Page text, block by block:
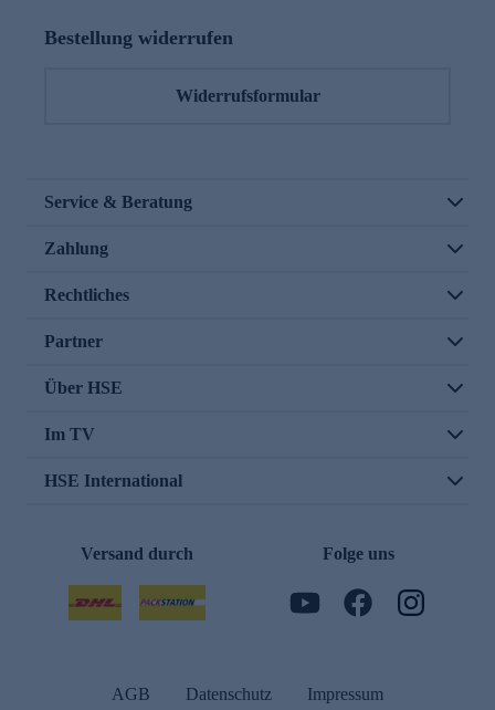
Bestellung widerrufen
Widerrufsformular
Service & Beratung
Zahlung
Rechtliches
Partner
Über HSE
Im TV
HSE International
Versand durch Folge uns
AGB Datenschutz Impressum